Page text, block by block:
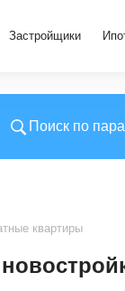
Застройщики
Поиск по
квартиры